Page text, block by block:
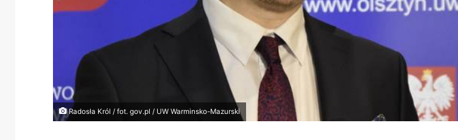
Radosła Król / fot. gov.pl / UW Warminsko-Mazurski